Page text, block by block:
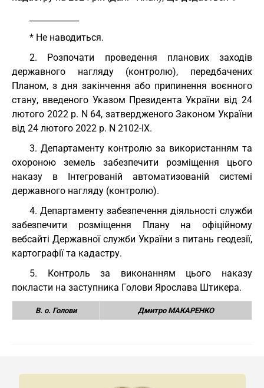
* Не наводиться.
2. Розпочати проведення планових заходів
державного нагляду (контролю), передбачених
Планом, з дня закінчення або припинення воєнного
стану, введеного Указом Президента України від 24
лютого 2022 р. N 64, затвердженого Законом України
від 24 лютого 2022 р. N 2102-IX.
3. Департаменту контролю за використанням та
охороною земель забезпечити розміщення цього
наказу в Інтегрованій автоматизованій системі
державного нагляду (контролю).
4. Департаменту забезпечення діяльності служби
забезпечити розміщення Плану на офіційному
вебсайті Державної служби України з питань геодезії,
картографії та кадастру.
5. Контроль за виконанням цього наказу
покласти на заступника Голови Ярослава Штикера.
В. о. Голови Дмитро МАКАРЕНКО